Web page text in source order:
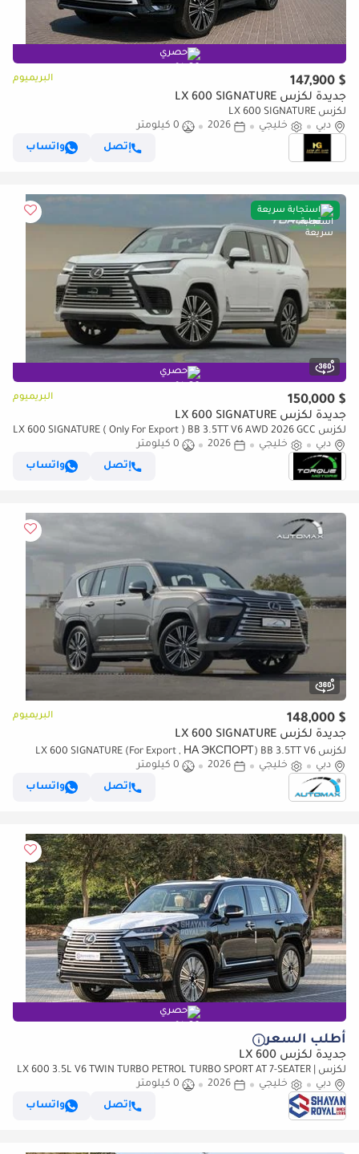
حصري
$ 147,900 البريميوم
جديدة لكزس LX 600 SIGNATURE
لكزس LX 600 SIGNATURE
دبي
خليجي 2026
0 كيلومتر
إتصل
واتساب
استجابة سريعة
حصري
$ 150,000 البريميوم
جديدة لكزس LX 600 SIGNATURE
لكزس LX 600 SIGNATURE ( Only For Export ) BB 3.5TT V6 AWD 2026 GCC
BRAND NEW
دبي خليجي 2026
0 كيلومتر
إتصل
واتساب
$ 148,000 البريميوم
جديدة لكزس LX 600 SIGNATURE
لكزس LX 600 SIGNATURE (For Export , НА ЭКСПОРТ) BB 3.5TT V6
AWD GCC 2026 Без пробега
دبي خليجي 2026
0 كيلومتر
إتصل
واتساب
حصري
أطلب السعر
جديدة لكزس LX 600
لكزس LX 600 3.5L V6 TWIN TURBO PETROL TURBO SPORT AT 7-SEATER |
25-MARK LEVINSON 2026MY
دبي خليجي 2026
0 كيلومتر
إتصل
واتساب